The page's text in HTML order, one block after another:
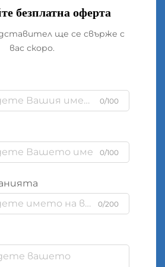
безплатна оферта
ще се свърже с
вас скоро.
0/100
0/100
0/200